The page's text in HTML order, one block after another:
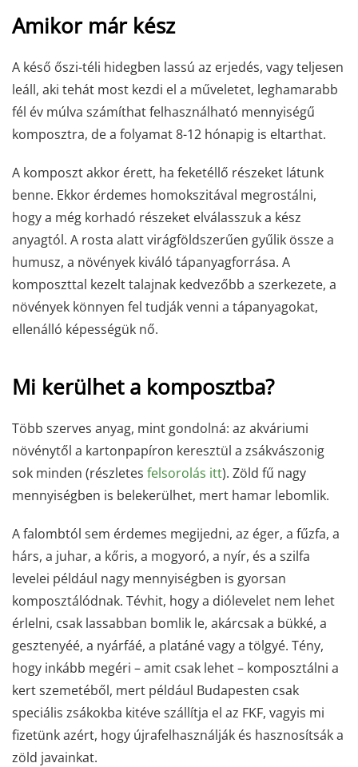
Amikor már kész
A késő őszi-téli hidegben lassú az erjedés, vagy teljesen
leáll, aki tehát most kezdi el a műveletet, leghamarabb
fél év múlva számíthat felhasználható mennyiségű
komposztra, de a folyamat 8-12 hónapig is eltarthat.
A komposzt akkor érett, ha feketéllő részeket látunk
benne. Ekkor érdemes homokszitával megrostálni,
hogy a még korhadó részeket elválasszuk a kész
anyagtól. A rosta alatt virágföldszerűen gyűlik össze a
humusz, a növények kiváló tápanyagforrása. A
komposzttal kezelt talajnak kedvezőbb a szerkezete, a
növények könnyen fel tudják venni a tápanyagokat,
ellenálló képességük nő.
Mi kerülhet a komposztba?
Több szerves anyag, mint gondolná: az akváriumi
növénytől a kartonpapíron keresztül a zsákvászonig
sok minden (részletes felsorolás itt). Zöld fű nagy
mennyiségben is belekerülhet, mert hamar lebomlik.
A falombtól sem érdemes megijedni, az éger, a fűzfa, a
hárs, a juhar, a kőris, a mogyoró, a nyír, és a szilfa
levelei például nagy mennyiségben is gyorsan
komposztálódnak. Tévhit, hogy a diólevelet nem lehet
érlelni, csak lassabban bomlik le, akárcsak a bükké, a
gesztenyéé, a nyárfáé, a platáné vagy a tölgyé. Tény,
hogy inkább megéri – amit csak lehet – komposztálni a
kert szemetéből, mert például Budapesten csak
speciális zsákokba kitéve szállítja el az FKF, vagyis mi
fizetünk azért, hogy újrafelhasználják és hasznosítsák a
zöld javainkat.